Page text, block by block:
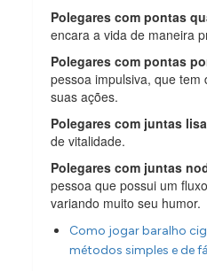
Polegares com pontas
encara a vida de maneira
Polegares com pontas
pessoa impulsiva, que
suas ações.
Polegares com juntas
de vitalidade.
Polegares com juntas
pessoa que possui um
variando muito seu humor.
Como jogar baralho
métodos simples e de